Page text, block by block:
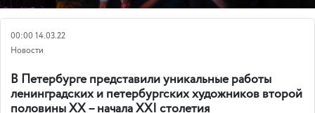
00:00 14.03.22
Новости
В Петербурге представили уникальные работы
ленинградских и петербургских художников второй
половины ХХ – начала ХХI столетия